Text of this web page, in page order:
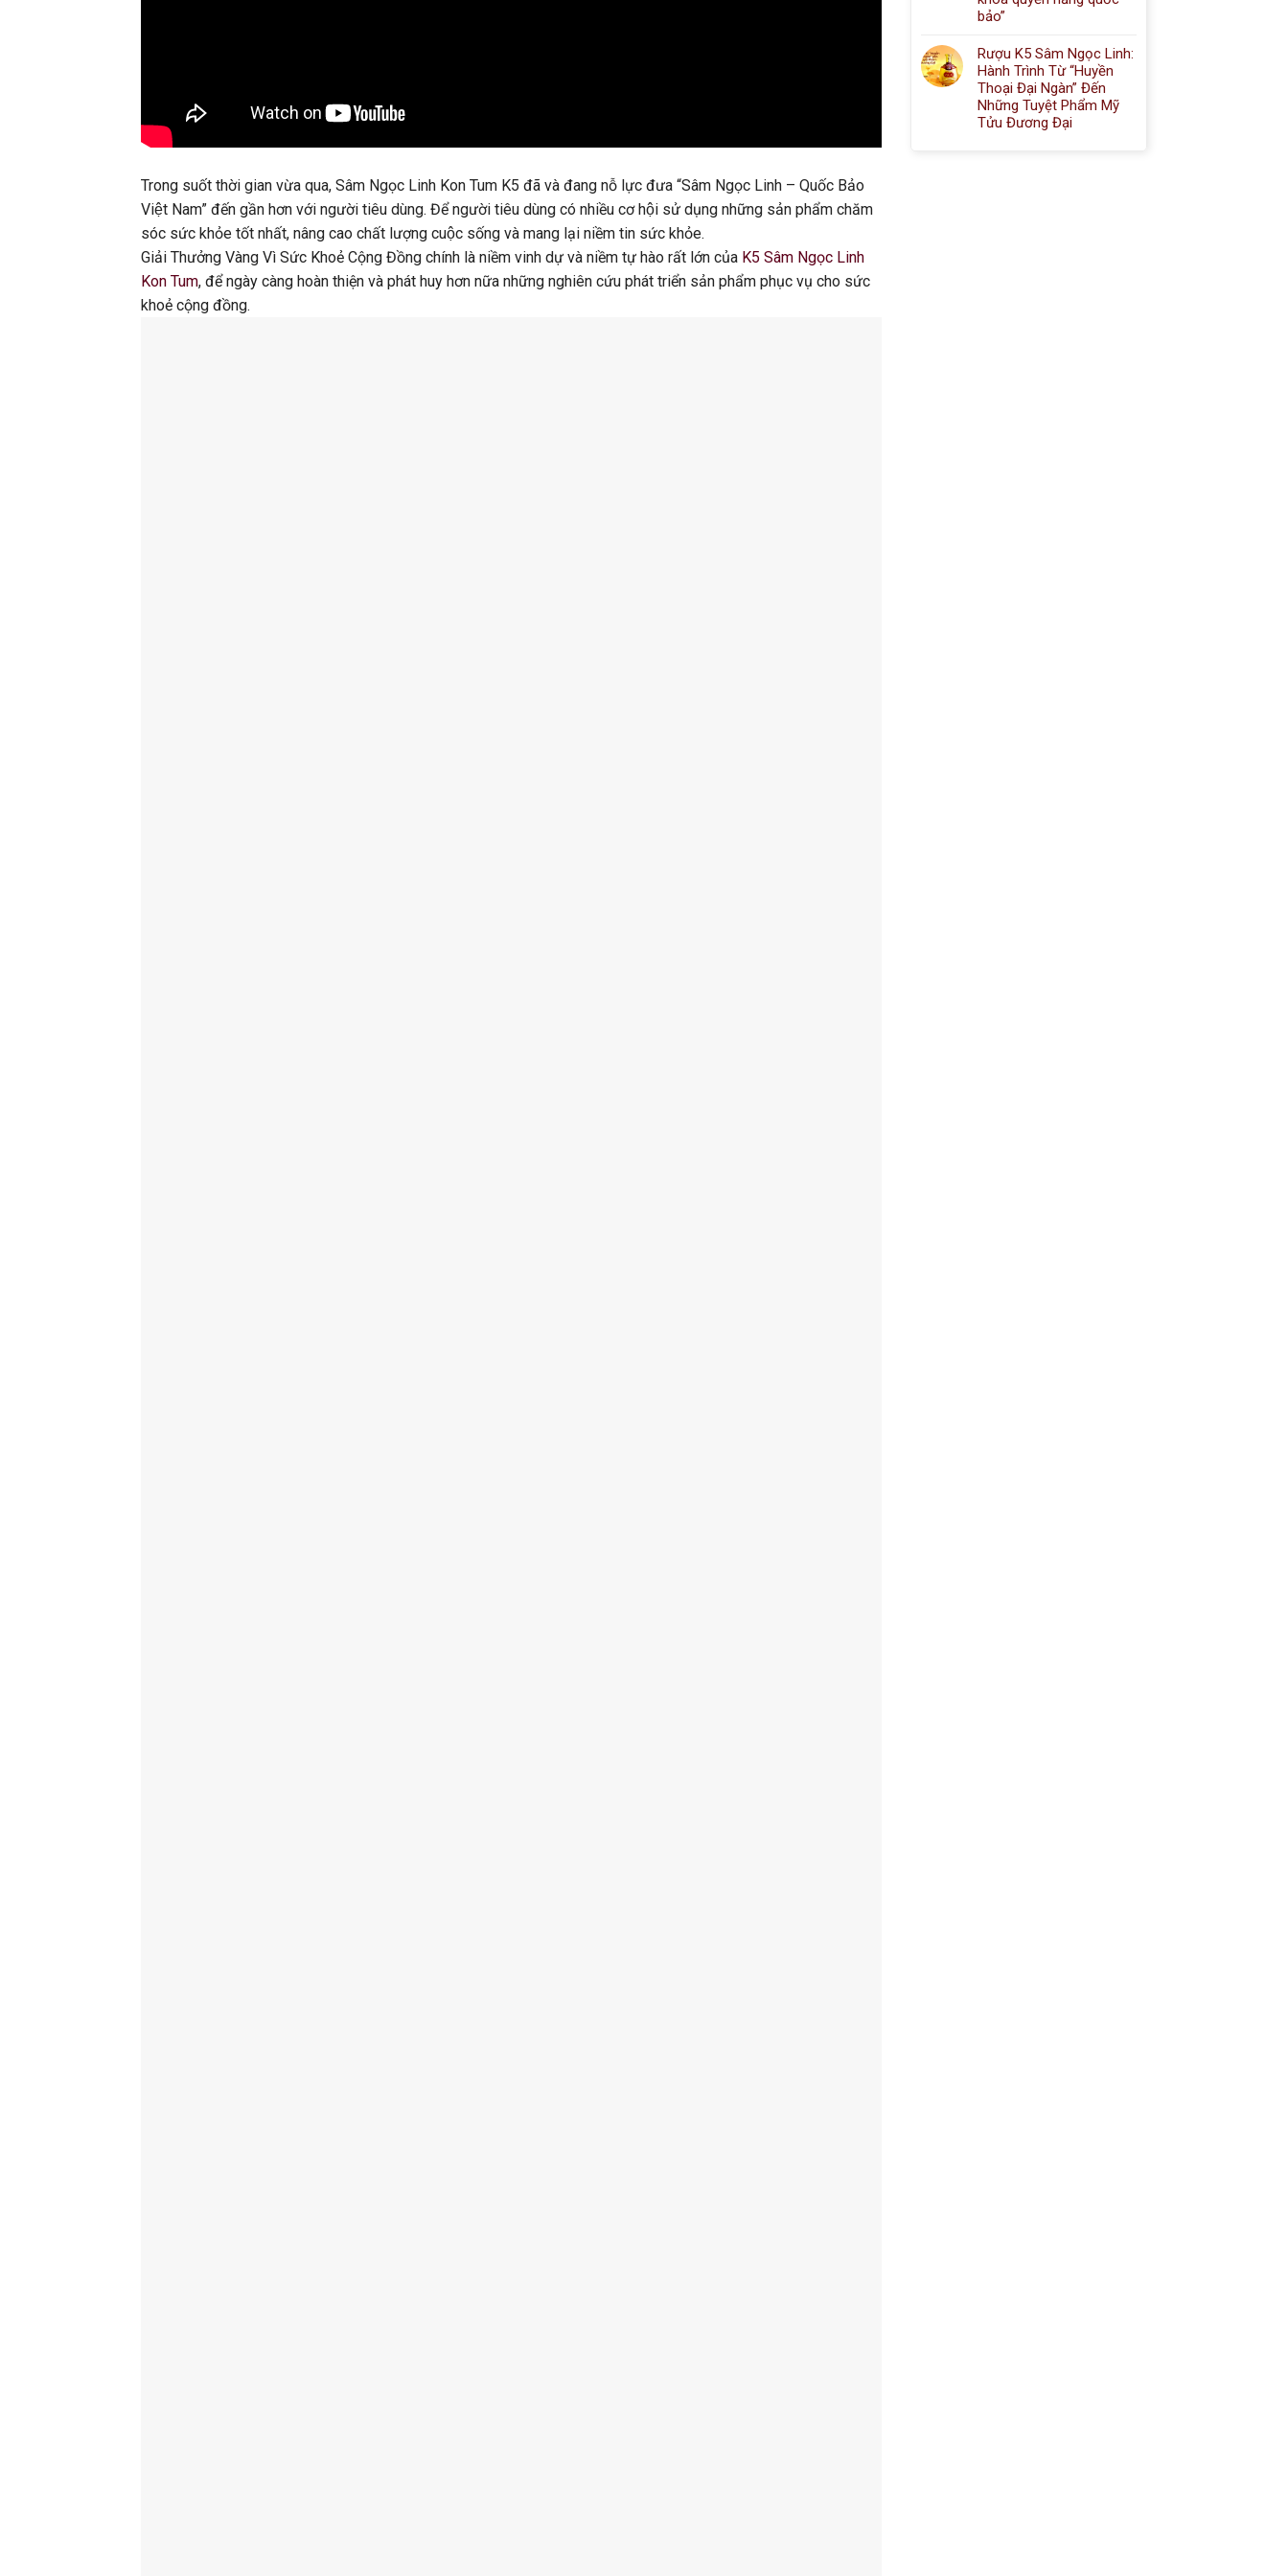
Trong suốt thời gian vừa qua, Sâm Ngọc Linh Kon Tum K5 đã và đang nỗ lực đưa “Sâm Ngọc Linh – Quốc Bảo
Việt Nam” đến gần hơn với người tiêu dùng. Để người tiêu dùng có nhiều cơ hội sử dụng những sản phẩm chăm
sóc sức khỏe tốt nhất, nâng cao chất lượng cuộc sống và mang lại niềm tin sức khỏe.
Giải Thưởng Vàng Vì Sức Khoẻ Cộng Đồng chính là niềm vinh dự và niềm tự hào rất lớn của K5 Sâm Ngọc Linh
Kon Tum, để ngày càng hoàn thiện và phát huy hơn nữa những nghiên cứu phát triển sản phẩm phục vụ cho sức
khoẻ cộng đồng.
bảo”
Rượu K5 Sâm Ngọc Linh:
Hành Trình Từ “Huyền
Thoại Đại Ngàn” Đến
Những Tuyệt Phẩm Mỹ
Tửu Đương Đại